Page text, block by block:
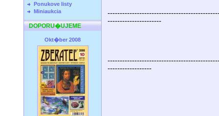
Ponukove listy
Miniaukcia
DOPORU�UJEME
Okt�ber 2008
----------------------
------------------